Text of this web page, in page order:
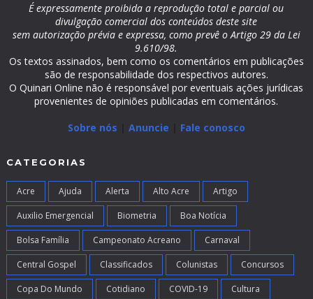
É expressamente proibida a reprodução total e parcial ou
divulgação comercial dos conteúdos deste site
sem autorização prévia e expressa, como prevê o Artigo 29 da Lei
9.610/98.
Os textos assinados, bem como os comentários em publicações
são de responsabilidade dos respectivos autores.
O Quinari Online não é responsável por eventuais ações jurídicas
provenientes de opiniões publicadas em comentários.
Sobre nós
Anuncie Fale conosco
CATEGORIAS
Acre Ajuda Alerta Alto Acre Artigo
Auxilio Emergencial Biometria Boa Notícia
Bolsa Família Campeonato Acreano Carnaval
Central Gospel Classificados Colunistas Concursos
Copa Do Mundo Cotidiano COVID-19 Cultura